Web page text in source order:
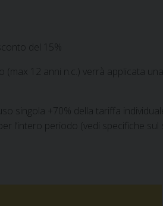
del 15%
(max 12 anni n.c.) verrà applicata
singola +70% della tariffa individuale
l’intero periodo (vedi specifiche sul